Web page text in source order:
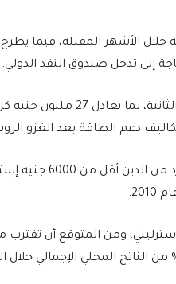
الأشهر المقبلة، فيما يطرح
إلى تدخل صندوق النقد الدولي.
دعم الطاقة بعد الغزو